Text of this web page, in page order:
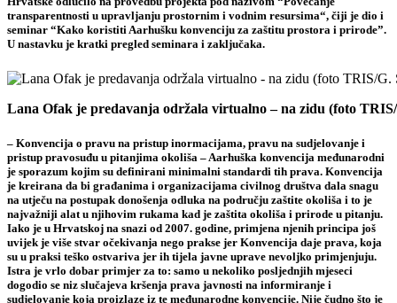
transparentnosti u upravljanju prostornim i vodnim resursima“, čiji je dio i
seminar “Kako koristiti Aarhušku konvenciju za zaštitu prostora i prirode”.
U nastavku je kratki pregled seminara i zaključaka.
Lana Ofak je predavanja održala virtualno – na zidu (foto
– Konvencija o pravu na pristup inormacijama, pravu na sudjelovanje i
pristup pravosuđu u pitanjima okoliša – Aarhuška konvencija međunarodni
je sporazum kojim su definirani minimalni standardi tih prava. Konvencija
je kreirana da bi građanima i organizacijama civilnog društva dala snagu
na utječu na postupak donošenja odluka na području zaštite okoliša i to je
najvažniji alat u njihovim rukama kad je zaštita okoliša i prirode u pitanju.
Iako je u Hrvatskoj na snazi od 2007. godine, primjena njenih principa još
uvijek je više stvar očekivanja nego prakse jer Konvencija daje prava, koja
su u praksi teško ostvariva jer ih tijela javne uprave nevoljko primjenjuju.
Istra je vrlo dobar primjer za to: samo u nekoliko posljednjih mjeseci
dogodio se niz slučajeva kršenja prava javnosti na informiranje i
sudjelovanje koja proizlaze iz te međunarodne konvencije. Nije čudno što je